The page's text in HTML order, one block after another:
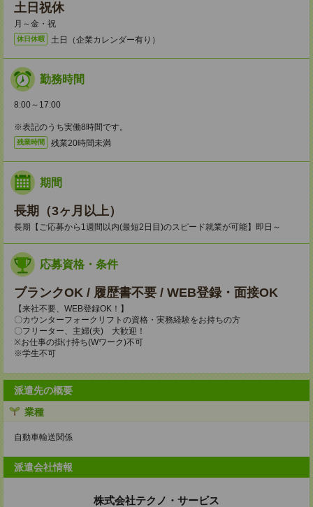
土日祝休
月～金・祝
休日休暇 土日（企業カレンダー有り）
勤務時間
8:00～17:00
※表記のうち実働8時間です。
残業時間 残業20時間未満
期間
長期（3ヶ月以上）
長期【ご応募から1週間以内(最短2日目)のスピード就業が可能】即日～
応募資格・条件
ブランクOK / 履歴書不要 / WEB登録・面接OK
【来社不要、WEB登録OK！】
〇カウンターフォークリフトの資格・実務経験をお持ちの方
〇フリーター、主婦(夫) 大歓迎！
※お仕事の掛け持ち(Wワーク)不可
※学生不可
派遣先の概要
業種
自動車輸送関係
派遣会社情報
株式会社テクノ・サービス